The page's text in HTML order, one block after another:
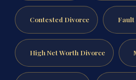
Contested Divorce Fault
High Net Worth Divorce